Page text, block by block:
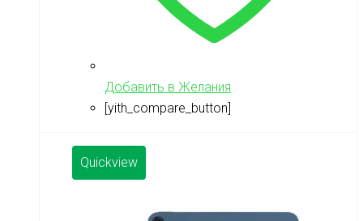
Добавить в Желания
[yith_compare_button]
Quickview